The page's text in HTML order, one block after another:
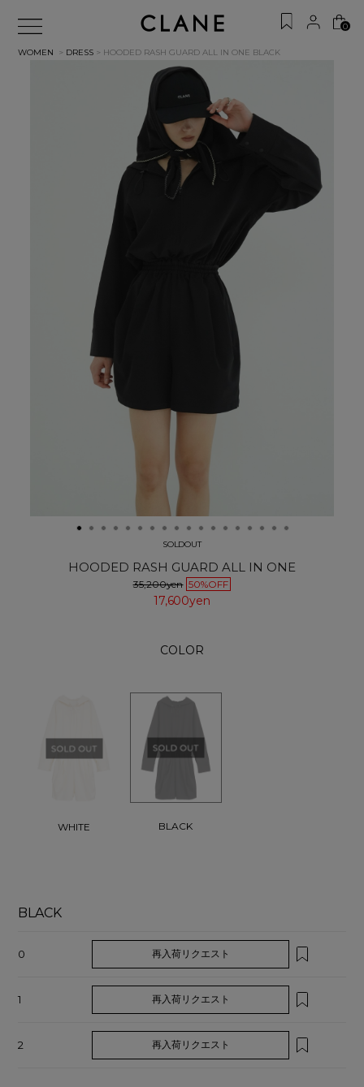
0
WOMEN > DRESS > HOODED RASH GUARD ALL IN ONE BLACK
SOLDOUT
HOODED RASH GUARD ALL IN ONE
35,200yen 50%OFF
17,600yen
COLOR
WHITE BLACK
BLACK
0 再入荷リクエスト
1 再入荷リクエスト
2 再入荷リクエスト